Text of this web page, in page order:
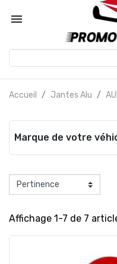

Accueil Jantes Alu
Marque de votre
Affichage 1-7 de 7